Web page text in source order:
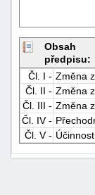
Obsah
předpisu:
Čl. I - Změna
Čl. II - Změna
Čl. III - Změna
Čl. IV -
Čl. V - Účinnost